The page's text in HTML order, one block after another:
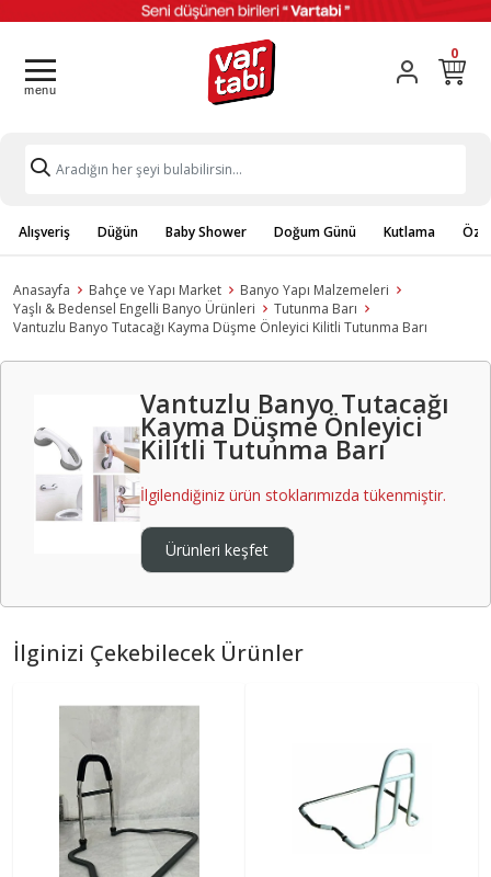
0
Alışveriş Düğün Baby Shower Doğum Günü Kutlama
Anasayfa Bahçe ve Yapı Market
Banyo Yapı Malzemeleri
Yaşlı & Bedensel Engelli Banyo Ürünleri
Tutunma Barı
Vantuzlu Banyo Tutacağı Kayma Düşme Önleyici Kilitli Tutunma Barı
Vantuzlu Banyo Tutacağı
Kayma Düşme Önleyici
Kilitli Tutunma Barı
İlgilendiğiniz ürün stoklarımızda tükenmiştir.
Ürünleri keşfet
İlginizi Çekebilecek Ürünler